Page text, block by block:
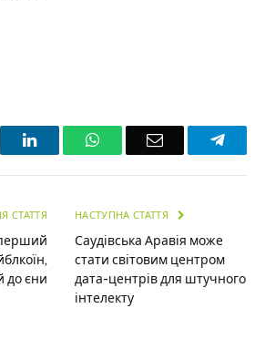
LinkedInWhatsAppEmail
СТАТТЯ
до єни
НАСТУПНА СТАТТЯ
Саудівська Аравія може
стати світовим центром
дата-центрів для штучного
інтелекту